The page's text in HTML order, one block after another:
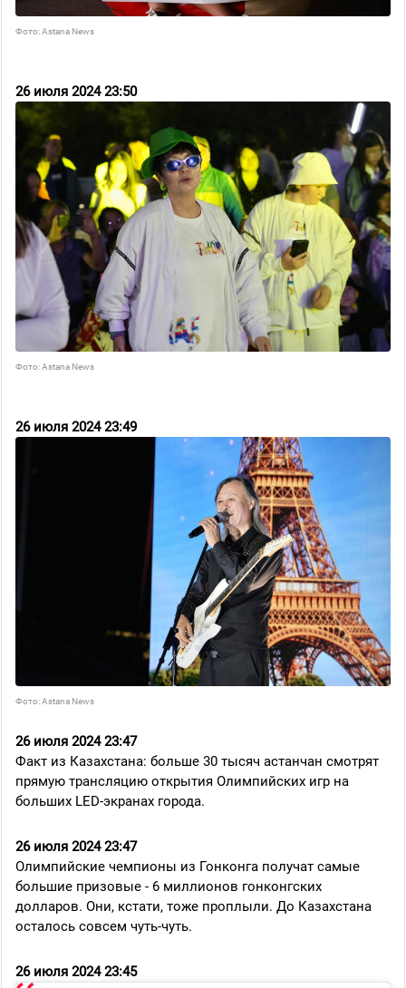
26 июля 2024 23:45
26 июля 2024 23:47
Олимпийские чемпионы из Гонконга получат самые
большие призовые - 6 миллионов гонконгских
долларов. Они, кстати, тоже проплыли. До Казахстана
осталось совсем чуть-чуть.
26 июля 2024 23:47
Факт из Казахстана: больше 30 тысяч астанчан смотрят
прямую трансляцию открытия Олимпийских игр на
больших LED-экранах города.
26 июля 2024 23:49
Фото: Astana News
26 июля 2024 23:50
Фото: Astana News
Фото: Astana News